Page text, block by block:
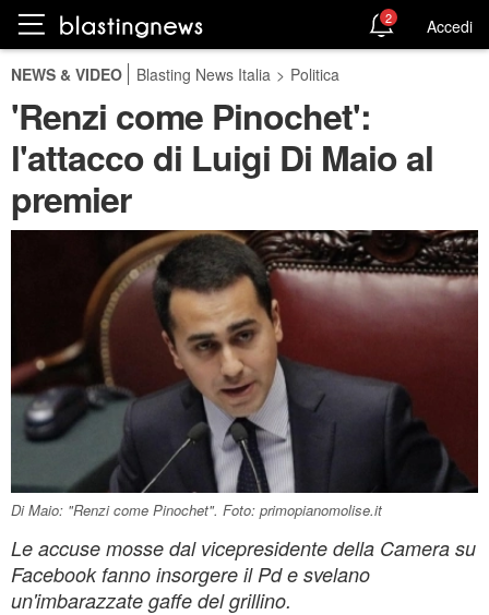
2 Accedi
NEWS & VIDEO Blasting News Italia > Politica
'Renzi come Pinochet':
l'attacco di Luigi Di Maio al
premier
Di Maio: "Renzi come Pinochet". Foto: primopianomolise.it
Le accuse mosse dal vicepresidente della Camera su
Facebook fanno insorgere il Pd e svelano
un'imbarazzate gaffe del grillino.